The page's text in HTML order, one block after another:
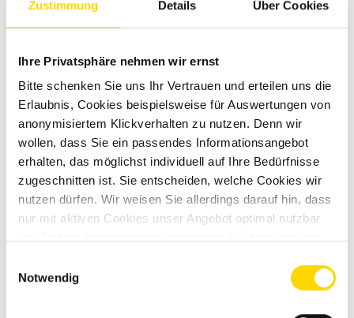
Zustimmung Details Über Cookies
Ihre Privatsphäre nehmen wir ernst
Bitte schenken Sie uns Ihr Vertrauen und erteilen uns die
Erlaubnis, Cookies beispielsweise für Auswertungen von
anonymisiertem Klickverhalten zu nutzen. Denn wir
wollen, dass Sie ein passendes Informationsangebot
erhalten, das möglichst individuell auf Ihre Bedürfnisse
zugeschnitten ist. Sie entscheiden, welche Cookies wir
nutzen dürfen. Wir weisen Sie allerdings darauf hin, dass
nur mit aktiven Cookies unser Angebot optimal nutzbar
Notwendig
Sunlight Camper Van Cliff 600
Neufahrzeug
Verfügbar ab: Sofort
57.350 €
inkl. 19% MwSt.